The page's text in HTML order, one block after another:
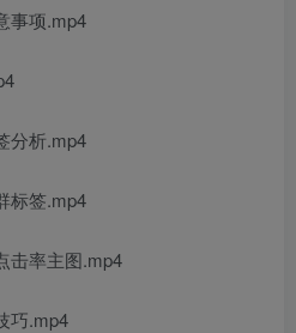
事项.mp4
分析.mp4
标签.mp4
击率主图.mp4
巧.mp4